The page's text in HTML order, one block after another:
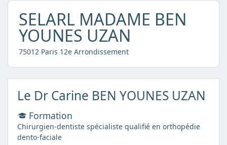
SELARL MADAME BEN
YOUNES UZAN
75012 Paris 12e Arrondissement
Le Dr Carine BEN YOUNES UZAN
Formation
Chirurgien-dentiste spécialiste qualifié en orthopédie
dento-faciale